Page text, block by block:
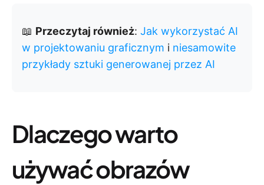
📖 Przeczytaj również: Jak wykorzystać AI
w projektowaniu graficznym i niesamowite
przykłady sztuki generowanej przez AI
Dlaczego warto
używać obrazów